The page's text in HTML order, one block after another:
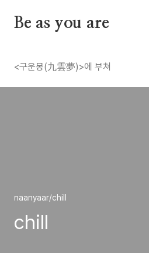
Be as you are
<구운몽(九雲夢)>에 부쳐
naanyaar/chill
chill